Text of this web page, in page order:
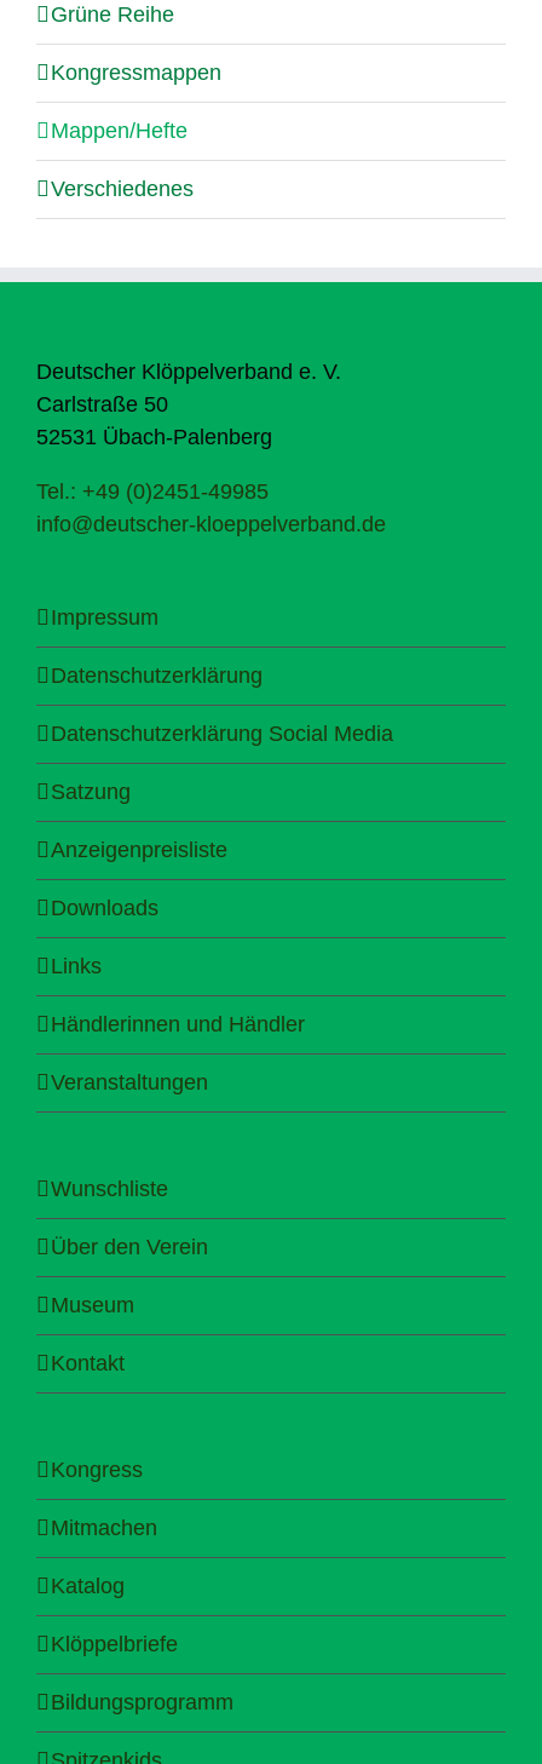
Grüne Reihe
Kongressmappen
Mappen/Hefte
Verschiedenes
Deutscher Klöppelverband e. V.
Carlstraße 50
52531 Übach-Palenberg
Tel.: +49 (0)2451-49985
info@deutscher-kloeppelverband.de
Impressum
Datenschutzerklärung
Datenschutzerklärung Social Media
Satzung
Anzeigenpreisliste
Downloads
Links
Händlerinnen und Händler
Veranstaltungen
Wunschliste
Über den Verein
Museum
Kontakt
Kongress
Mitmachen
Katalog
Klöppelbriefe
Bildungsprogramm